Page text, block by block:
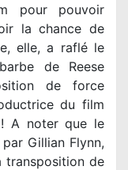
pour pouvoir
la chance de
elle, a raflé le
de Reese
de force
du film
A noter que le
Gillian Flynn,
transposition de